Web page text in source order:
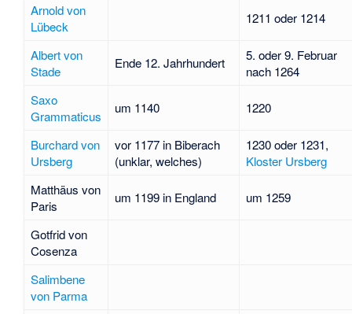
Arnold von
Lübeck
1211 oder 1214
Albert von
Stade
Ende 12. Jahrhundert
5. oder 9. Februar
nach 1264
Saxo
Grammaticus
um 1140 1220
Burchard von
Ursberg
vor 1177 in Biberach
(unklar, welches)
1230 oder 1231,
Kloster Ursberg
Matthäus von
Paris
um 1199 in England um 1259
Gotfrid von
Cosenza
Salimbene
von Parma